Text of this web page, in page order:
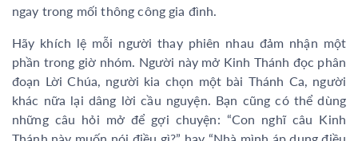
ngay trong mối thông công gia đình.
Hãy khích lệ mỗi người thay phiên nhau đảm nhận một
phần trong giờ nhóm. Người này mở Kinh Thánh đọc phân
đoạn Lời Chúa, người kia chọn một bài Thánh Ca, người
khác nữa lại dâng lời cầu nguyện. Bạn cũng có thể dùng
những câu hỏi mở để gợi chuyện: “Con nghĩ câu Kinh
Thánh này muốn nói điều gì?” hay “Nhà mình áp dụng điều